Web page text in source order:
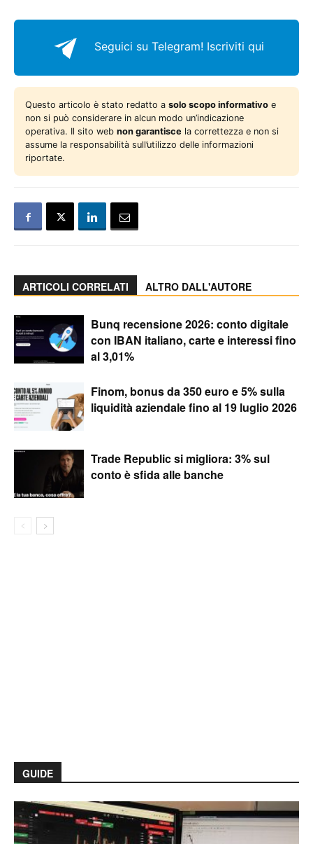
Seguici su Telegram! Iscriviti qui
Questo articolo è stato redatto a solo scopo informativo e
non si può considerare in alcun modo un’indicazione
operativa. Il sito web non garantisce la correttezza e non si
assume la responsabilità sull’utilizzo delle informazioni
riportate.
ARTICOLI CORRELATI ALTRO DALL'AUTORE
Bunq recensione 2026: conto digitale
con IBAN italiano, carte e interessi fino
al 3,01%
Finom, bonus da 350 euro e 5% sulla
liquidità aziendale fino al 19 luglio 2026
Trade Republic si migliora: 3% sul
conto è sfida alle banche
GUIDE